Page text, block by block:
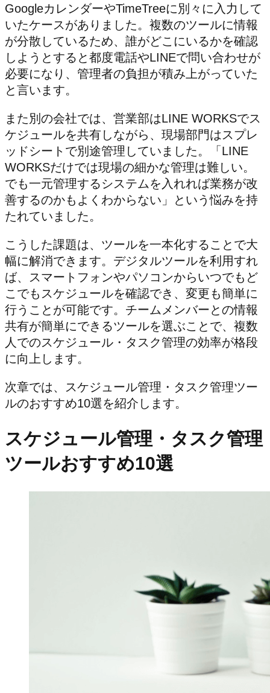
GoogleカレンダーやTimeTreeに別々に入力して
いたケースがありました。複数のツールに情報
が分散しているため、誰がどこにいるかを確認
しようとすると都度電話やLINEで問い合わせが
必要になり、管理者の負担が積み上がっていた
と言います。
また別の会社では、営業部はLINE WORKSでス
ケジュールを共有しながら、現場部門はスプレ
ッドシートで別途管理していました。「LINE
WORKSだけでは現場の細かな管理は難しい。
でも一元管理するシステムを入れれば業務が改
善するのかもよくわからない」という悩みを持
たれていました。
こうした課題は、ツールを一本化することで大
幅に解消できます。デジタルツールを利用すれ
ば、スマートフォンやパソコンからいつでもど
こでもスケジュールを確認でき、変更も簡単に
行うことが可能です。チームメンバーとの情報
共有が簡単にできるツールを選ぶことで、複数
人でのスケジュール・タスク管理の効率が格段
に向上します。
次章では、スケジュール管理・タスク管理ツー
ルのおすすめ10選を紹介します。
スケジュール管理・タスク管理
ツールおすすめ10選